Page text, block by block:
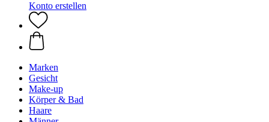
Konto erstellen
Marken
Gesicht
Make-up
Körper & Bad
Haare